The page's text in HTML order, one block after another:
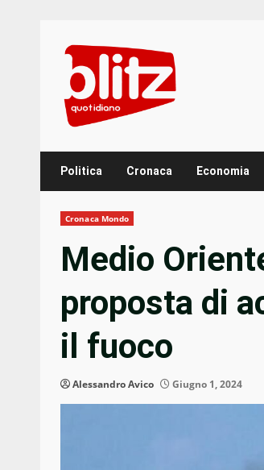
content
Politica Cronaca Economia
Cronaca Mondo
Medio
proposta di
il fuoco
Alessandro Avico Giugno 1, 2024